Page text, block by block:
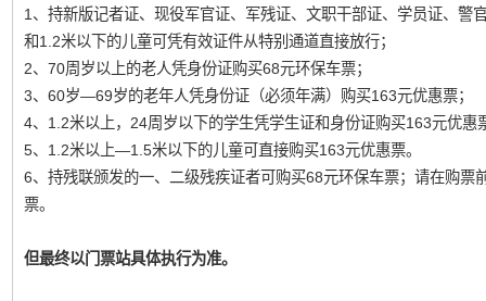
1、持新版记者证、现役军官证、军残证、文职干部证、学员证、警
和1.2米以下的儿童可凭有效证件从特别通道直接放行；
2、70周岁以上的老人凭身份证购买68元环保车票；
3、60岁—69岁的老年人凭身份证（必须年满）购买163元优惠票；
4、1.2米以上，24周岁以下的学生凭学生证和身份证购买163元优惠
5、1.2米以上—1.5米以下的儿童可直接购买163元优惠票。
6、持残联颁发的一、二级残疾证者可购买68元环保车票；请在购票
票。
但最终以门票站具体执行为准。